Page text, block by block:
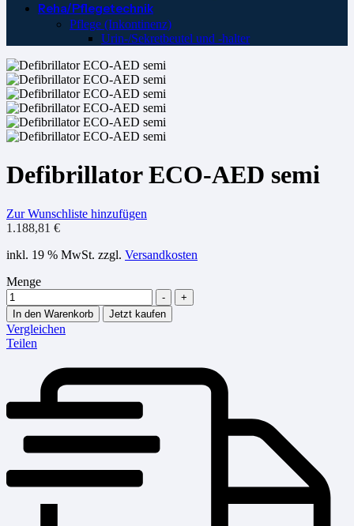
Reha/Pflegetechnik
Pflege (Inkontinenz)
Urin-/Sekretbeutel und -halter
Defibrillator ECO-AED semi
Zur Wunschliste hinzufügen
1.188,81 €
inkl. 19 % MwSt. zzgl. Versandkosten
Menge
-
+
In den Warenkorb
Jetzt kaufen
Vergleichen
Teilen